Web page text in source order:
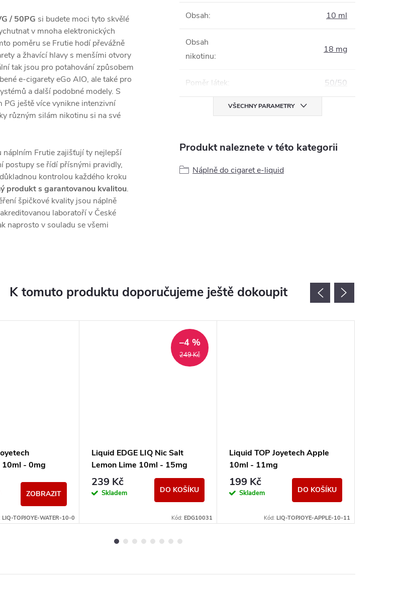
/ 50PG si budete moci tyto skvělé
v mnoha elektronických
poměru se Frutie hodí převážně
a žhavící hlavy s menšími otvory
tak jsou pro potahování způsobem
e-cigarety eGo AIO, ale také pro
a další podobné modely. S
PG ještě více vynikne intenzivní
různým silám nikotinu si na své
náplním Frutie zajišťují ty nejlepší
postupy se řídí přísnými pravidly,
kontrolou každého kroku
produkt s garantovanou kvalitou.
špičkové kvality jsou náplně
laboratoří v České
naprosto v souladu se všemi
Obsah: 10 ml
Obsah
nikotinu:
18 mg
Poměr látek: 50/50
VŠECHNY PARAMETRY
Produkt naleznete v této kategorii
Náplně do cigaret e-liquid
K tomuto produktu doporučujeme ještě dokoupit
- 0mg
ZOBRAZIT
LIQ-TOPJOYE-WATER-10-0
249 Kč
–4 %
Liquid EDGE LIQ Nic Salt
Lemon Lime 10ml - 15mg
239 Kč
Skladem DO KOŠÍKU
Kód: EDG10031
Liquid TOP Joyetech Apple
10ml - 11mg
199 Kč
Skladem DO KOŠÍKU
Kód: LIQ-TOPJOYE-APPLE-10-11